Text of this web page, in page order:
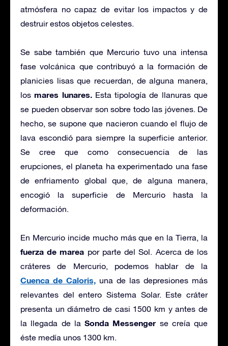
atmósfera no capaz de evitar los impactos y de
destruir estos objetos celestes.
Se sabe también que Mercurio tuvo una intensa
fase volcánica que contribuyó a la formación de
planicies lisas que recuerdan, de alguna manera,
los mares lunares.Esta tipología de llanuras que
se pueden observar son sobre todo las jóvenes. De
hecho, se supone que nacieron cuando el flujo de
lava escondió para siempre la superficie anterior.
Se cree que como consecuencia de las
erupciones, el planeta ha experimentado una fase
de enfriamento global que, de alguna manera,
encogió la superficie de Mercurio hasta la
deformación.
En Mercurio incide mucho más que en la Tierra, la
fuerza de marea por parte del Sol. Acerca de los
cráteres de Mercurio, podemos hablar de la
Cuenca de Caloris, una de las depresiones más
relevantes del entero Sistema Solar. Este cráter
presenta un diámetro de casi 1500 km y antes de
la llegada de la Sonda Messengerse creía que
éste medía unos 1300 km.